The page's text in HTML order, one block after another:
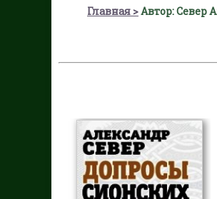
Главная Автор: Север